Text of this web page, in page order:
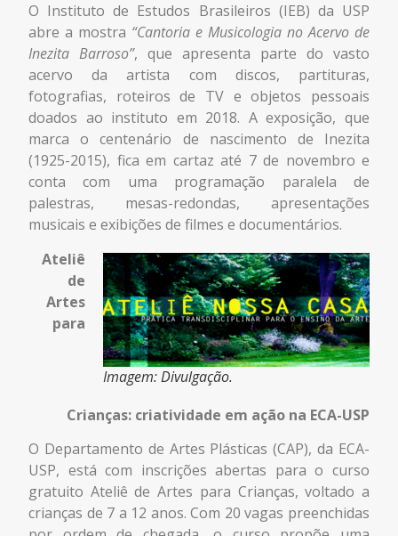
O Instituto de Estudos Brasileiros (IEB) da USP
abre a mostra “Cantoria e Musicologia no Acervo de
Inezita Barroso”, que apresenta parte do vasto
acervo da artista com discos, partituras,
fotografias, roteiros de TV e objetos pessoais
doados ao instituto em 2018. A exposição, que
marca o centenário de nascimento de Inezita
(1925-2015), fica em cartaz até 7 de novembro e
conta com uma programação paralela de
palestras, mesas-redondas, apresentações
musicais e exibições de filmes e documentários.
Imagem: Divulgação.
Ateliê
de
Artes
para
Crianças: criatividade em ação na ECA-USP
O Departamento de Artes Plásticas (CAP), da ECA-
USP, está com inscrições abertas para o curso
gratuito Ateliê de Artes para Crianças, voltado a
crianças de 7 a 12 anos. Com 20 vagas preenchidas